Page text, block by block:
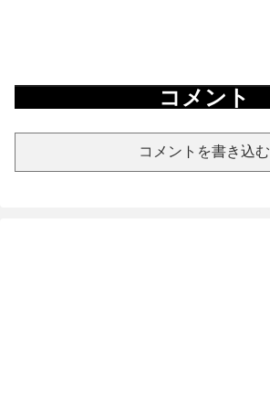
コメント
コメントを書き込む